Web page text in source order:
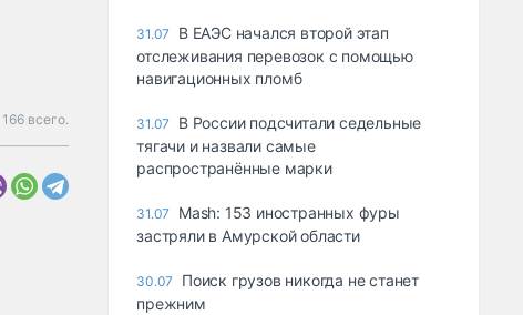
166 всего.
31.07
В ЕАЭС начался второй этап
отслеживания перевозок с помощью
навигационных пломб
31.07
В России подсчитали седельные
тягачи и назвали самые
распространённые марки
31.07
Mash: 153 иностранных фуры
застряли в Амурской области
30.07
Поиск грузов никогда не станет
прежним